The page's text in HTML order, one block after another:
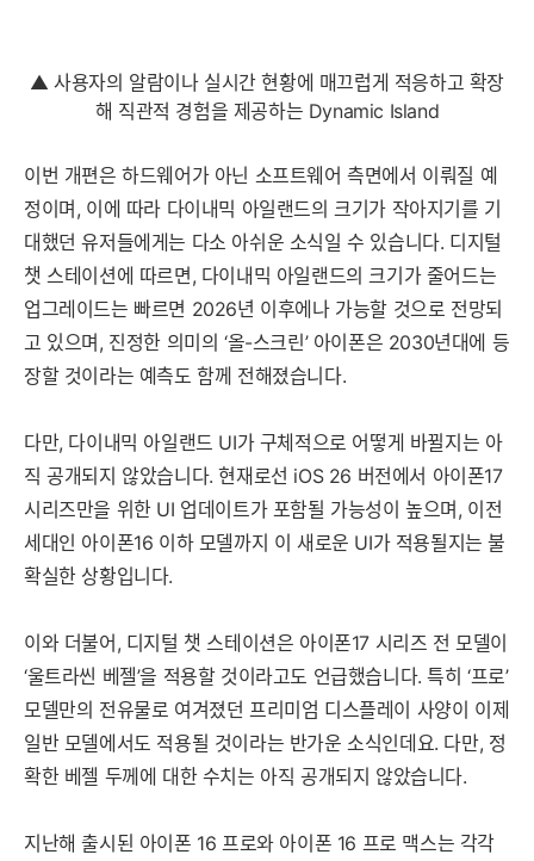
▲ 사용자의 알람이나 실시간 현황에 매끄럽게 적응하고 확장
해 직관적 경험을 제공하는 Dynamic Island
이번 개편은 하드웨어가 아닌 소프트웨어 측면에서 이뤄질 예
정이며, 이에 따라 다이내믹 아일랜드의 크기가 작아지기를 기
대했던 유저들에게는 다소 아쉬운 소식일 수 있습니다. 디지털
챗 스테이션에 따르면, 다이내믹 아일랜드의 크기가 줄어드는
업그레이드는 빠르면 2026년 이후에나 가능할 것으로 전망되
고 있으며, 진정한 의미의 ‘올-스크린’ 아이폰은 2030년대에 등
장할 것이라는 예측도 함께 전해졌습니다.
다만, 다이내믹 아일랜드 UI가 구체적으로 어떻게 바뀔지는 아
직 공개되지 않았습니다. 현재로선 iOS 26 버전에서 아이폰17
시리즈만을 위한 UI 업데이트가 포함될 가능성이 높으며, 이전
세대인 아이폰16 이하 모델까지 이 새로운 UI가 적용될지는 불
확실한 상황입니다.
이와 더불어, 디지털 챗 스테이션은 아이폰17 시리즈 전 모델이
‘울트라씬 베젤’을 적용할 것이라고도 언급했습니다. 특히 ‘프로’
모델만의 전유물로 여겨졌던 프리미엄 디스플레이 사양이 이제
일반 모델에서도 적용될 것이라는 반가운 소식인데요. 다만, 정
확한 베젤 두께에 대한 수치는 아직 공개되지 않았습니다.
지난해 출시된 아이폰 16 프로와 아이폰 16 프로 맥스는 각각